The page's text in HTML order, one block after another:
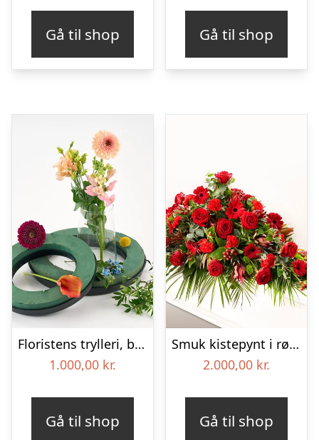
Gå til shop Gå til shop
Floristens trylleri, begravelseskrans – Blomster til begravelse
1.000,00 kr.
Gå til shop
Smuk kistepynt i røde farver – Blomster til begravelse
2.000,00 kr.
Gå til shop